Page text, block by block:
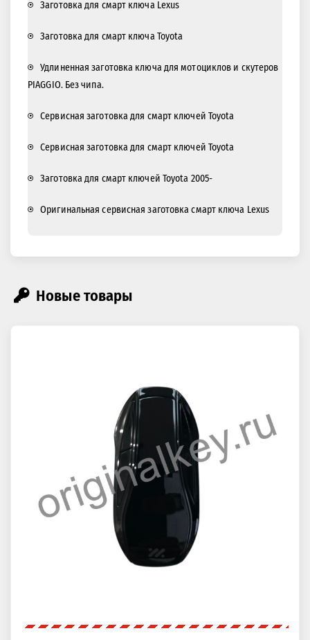
Заготовка для смарт ключа Lexus
Заготовка для смарт ключа Toyota
Удлиненная заготовка ключа для мотоциклов и скутеров
PIAGGIO. Без чипа.
Сервисная заготовка для смарт ключей Toyota
Сервисная заготовка для смарт ключей Toyota
Заготовка для смарт ключей Toyota 2005-
Оригинальная сервисная заготовка смарт ключа Lexus
Новые товары